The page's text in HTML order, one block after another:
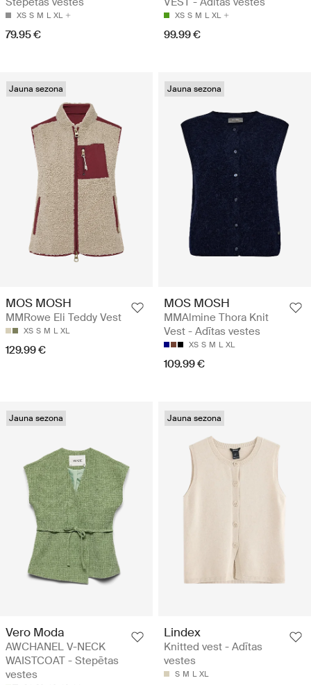
XS S M L XL
79.95 €
XS S M L XL
99.99 €
Jauna sezona
MOS MOSH
MMRowe Eli Teddy Vest
XS S M L XL
129.99 €
Jauna sezona
MOS MOSH
MMAlmine Thora Knit
Vest - Adītas vestes
XS S M L XL
109.99 €
Jauna sezona
Vero Moda
AWCHANEL V-NECK
WAISTCOAT - Stepētas
vestes
Jauna sezona
Lindex
Knitted vest - Adītas
vestes
S M L XL